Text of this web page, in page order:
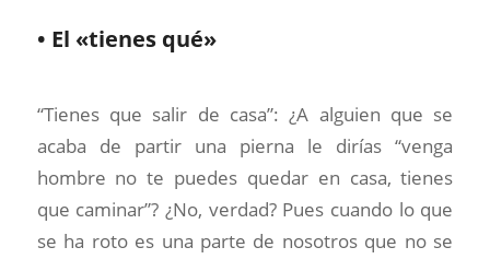
• El «tienes qué»
“Tienes que salir de casa”: ¿A alguien que se
acaba de partir una pierna le dirías “venga
hombre no te puedes quedar en casa, tienes
que caminar”? ¿No, verdad? Pues cuando lo que
se ha roto es una parte de nosotros que no se